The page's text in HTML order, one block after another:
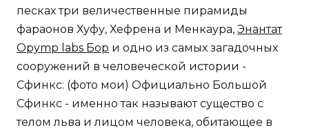
песках три величественные пирамиды
фараонов Хуфу, Хефрена и Менкаура, Энантат
Opymp labs Бор и одно из самых загадочных
сооружений в человеческой истории -
Сфинкс: (фото мои) Официально Большой
Сфинкс - именно так называют существо с
телом льва и лицом человека, обитающее в